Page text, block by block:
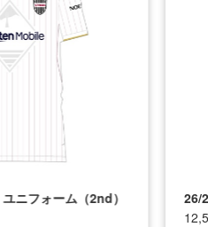
ニフォーム（2nd）
26/